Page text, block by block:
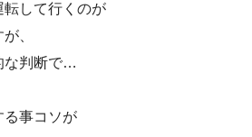
転して行くのが
、
な判断で…
る事コソが